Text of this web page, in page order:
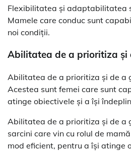
Flexibilitatea și adaptabilitatea
Mamele care conduc sunt
noi condiții.
Abilitatea de a prioritiza și
Abilitatea de a prioritiza și de a
Acestea sunt femei care sunt
atinge obiectivele și a își
Abilitatea de a prioritiza și de a
sarcini care vin cu rolul de
mod eficient, pentru a își atinge